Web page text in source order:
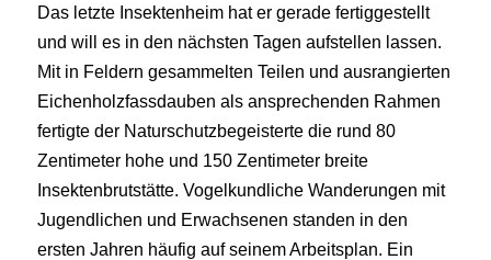
Das letzte Insektenheim hat er gerade fertiggestellt
und will es in den nächsten Tagen aufstellen lassen.
Mit in Feldern gesammelten Teilen und ausrangierten
Eichenholzfassdauben als ansprechenden Rahmen
fertigte der Naturschutzbegeisterte die rund 80
Zentimeter hohe und 150 Zentimeter breite
Insektenbrutstätte. Vogelkundliche Wanderungen mit
Jugendlichen und Erwachsenen standen in den
ersten Jahren häufig auf seinem Arbeitsplan. Ein